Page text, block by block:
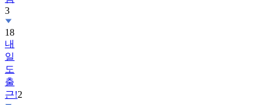
3
18
내
일
도
출
근!2